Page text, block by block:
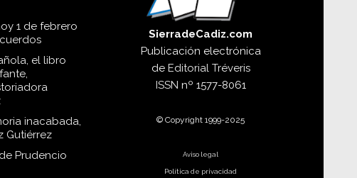
1 de febrero
el libro
inacabada,
Gutiérrez
Prudencio
SierradeCadiz.com
Publicación electrónica
de Editorial Tréveris
ISSN nº 1577-8061
© Copyright 1999-2025
Aviso legal
Política de privacidad